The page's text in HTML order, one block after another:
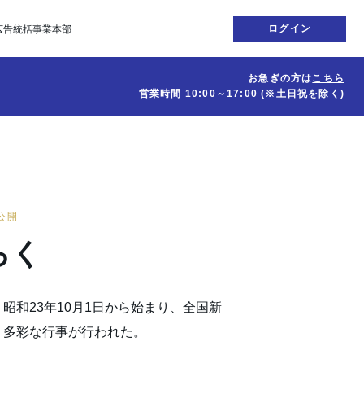
告統括事業本部 ログイン
お急ぎの方はこちら
営業時間 10:00～17:00(※土日祝を除く)
開
和23年10月1日から始まり、全国新
彩な行事が行われた。